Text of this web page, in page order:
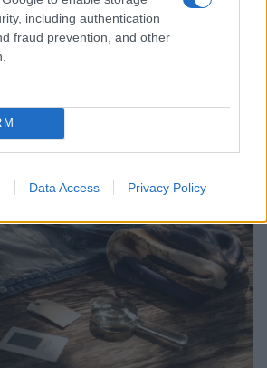
including authentication
fraud prevention, and other
Data Access Privacy Policy
nei giorni festivi al centro